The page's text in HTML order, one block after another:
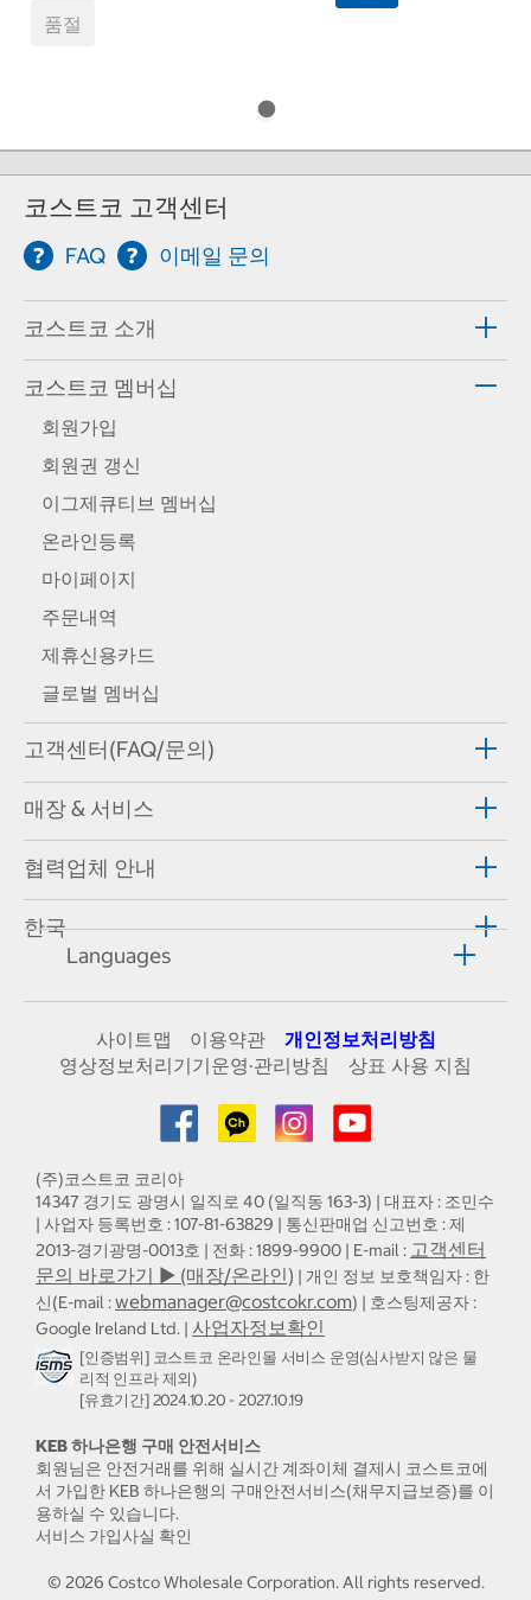
품절
코스트코 고객센터
FAQ 이메일 문의
코스트코 소개
코스트코 멤버십
회원가입
회원권 갱신
이그제큐티브 멤버십
온라인등록
마이페이지
주문내역
제휴신용카드
글로벌 멤버십
고객센터(FAQ/문의)
매장 & 서비스
협력업체 안내
한국
Languages
사이트맵 이용약관
개인정보처리방침
영상정보처리기기운영·관리방침
상표 사용 지침
(주)코스트코 코리아
14347 경기도 광명시 일직로 40 (일직동 163-3) | 대표자 : 조민수
| 사업자 등록번호 : 107-81-63829 | 통신판매업 신고번호 : 제
2013-경기광명-0013호 | 전화 : 1899-9900 | E-mail : 고객센터
문의 바로가기 ▶ (매장/온라인) | 개인 정보 보호책임자 : 한
신(E-mail :webmanager@costcokr.com) | 호스팅제공자 :
Google Ireland Ltd. | 사업자정보확인
[인증범위] 코스트코 온라인몰 서비스 운영(심사받지 않은 물
리적 인프라 제외)
[유효기간] 2024.10.20 - 2027.10.19
KEB 하나은행 구매 안전서비스
회원님은 안전거래를 위해 실시간 계좌이체 결제시 코스트코에
서 가입한 KEB 하나은행의 구매안전서비스(채무지급보증)를 이
용하실 수 있습니다.
서비스 가입사실 확인
© 2026 Costco Wholesale Corporation.All rights reserved.